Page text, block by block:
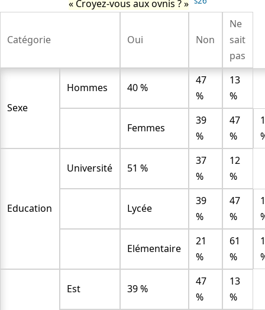
Croyez-vous aux ovnis ?
Catégorie Oui Non
Ne
sait
pas
Sexe
Hommes 40 %
47
%
13
%
Femmes
39
%
47
%
Education
Université 51 %
37
%
12
%
Lycée
39
%
47
%
Elémentaire
21
%
61
%
Est 39 %
47
%
13
%